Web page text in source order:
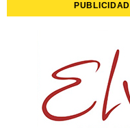
PUBLICIDAD